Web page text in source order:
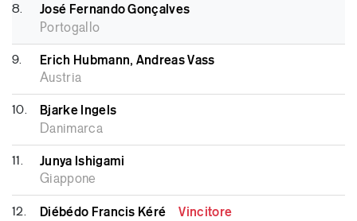
8. José Fernando Gonçalves
Portogallo
9. Erich Hubmann, Andreas Vass
Austria
10. Bjarke Ingels
Danimarca
11. Junya Ishigami
Giappone
12. Diébédo Francis Kéré Vincitore